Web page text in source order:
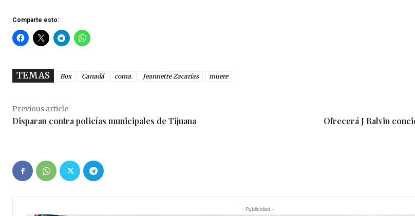
Comparte esto:
TEMAS Box Canadá coma. Jeannette Zacarías muere
Previous article
Disparan contra policías municipales de Tijuana Ofrecerá J Balvin
- Publicidad -